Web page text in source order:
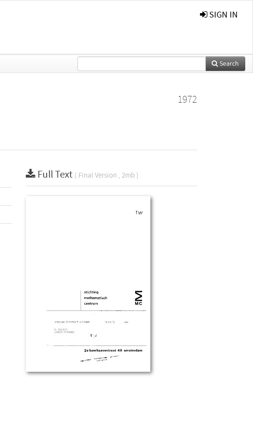
SIGN IN
Search
1972
Full Text ( Final Version , 2mb )